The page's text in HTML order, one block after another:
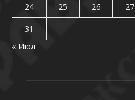
24
25 26 27
31
« Июл